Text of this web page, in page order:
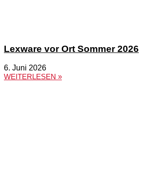
Lexware vor Ort Sommer 2026
6. Juni 2026
WEITERLESEN »